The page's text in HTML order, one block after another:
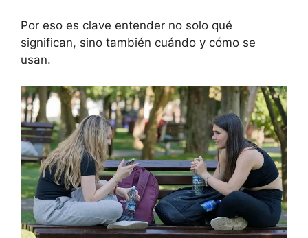
Por eso es clave entender no solo qué
significan, sino también cuándo y cómo se
usan.